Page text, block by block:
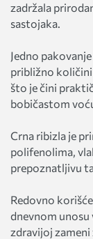
zadržala
sastojaka.
Jedno
približno količini
što je čini
bobičastom
Crna ribizla je
polifenolima,
prepoznatljivu
Redovno
dnevnom
zdravijoj